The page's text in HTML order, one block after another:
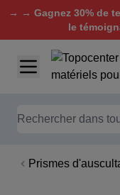
→ → Gagnez 30% de
le
Aller au contenu
Chercher
Prismes